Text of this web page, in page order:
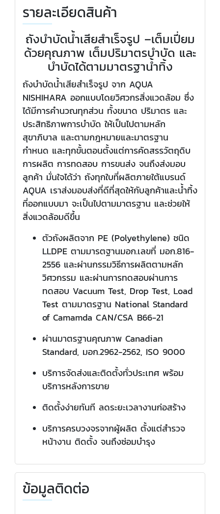
รายละเอียดสินค้า
ถังบำบัดน้ำเสียสำเร็จรูป –เต็มเปี่ยม
ด้วยคุณภาพ เต็มปริมาตรบำบัด และ
บำบัดได้ตามมาตรฐาน้ำทิ้ง
ถังบำบัดน้ำเสียสำเร็จรูป จาก AQUA
NISHIHARA ออกแบบโดยวิศวกรสิ่งแวดล้อม ซึ่ง
ได้มีการคำนวณทุกส่วน ทั้งขนาด ปริมาตร และ
ประสิทธิภาพการบำบัด ให้เป็นไปตามหลัก
สุขาภิบาล และตามกฎหมายและมาตรฐาน
กำหนด และทุกขั้นตอนตั้งแต่การคัดสรรวัตถุดิบ
การผลิต การทดสอบ การขนส่ง จนถึงส่งมอบ
ลูกค้า มั่นใจได้ว่า ถังทุกใบที่ผลิตภายใต้แบรนด์
AQUA เราส่งมอบส่งที่ดีที่สุดให้กับลูกค้าและน้ำทิ้ง
ที่ออกแบบมา จะเป็นไปตามมาตรฐาน และช่วยให้
สิ่งแวดล้อมดีขึ้น
ตัวถังผลิตจาก PE (Polyethylene) ชนิด
LLDPE ตามมารตฐานมอก.เลขที่ มอก.816-
2556 และผ่านกรรมวิธีการผลิตตามหลัก
วิศวกรรม และผ่านการทดสอบผ่านการ
ทดสอบ Vacuum Test, Drop Test, Load
Test ตามมาตรฐาน National Standard
of Camamda CAN/CSA B66-21
ผ่านมาตรฐานคุณภาพ Canadian
Standard, มอก.2962-2562, ISO 9000
บริการจัดส่งและติดตั้งทั่วประเทศ พร้อม
บริการหลังการขาย
ติดตั้งง่ายทันที ลดระยะเวลางานก่อสร้าง
บริการครบวงจรจากผู้ผลิต ตั้งแต่สำรวจ
หน้างาน ติดตั้ง จนถึงซ่อมบำรุง
ข้อมูลติดต่อ